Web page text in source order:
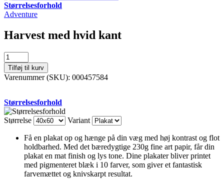
Størrelsesforhold
Adventure
Harvest med hvid kant
Harvest
med
hvid
kant
Tilføj til kurv
Varenummer (SKU): 000457584
Størrelsesforhold
Størrelse Variant
Få en plakat op og hænge på din væg med høj kontrast og flot
holdbarhed. Med det bæredygtige 230g fine art papir, får din
plakat en mat finish og lys tone. Dine plakater bliver printet
med pigmenteret blæk i 10 farver, som giver et fantastisk
farvemættet og knivskarpt resultat.